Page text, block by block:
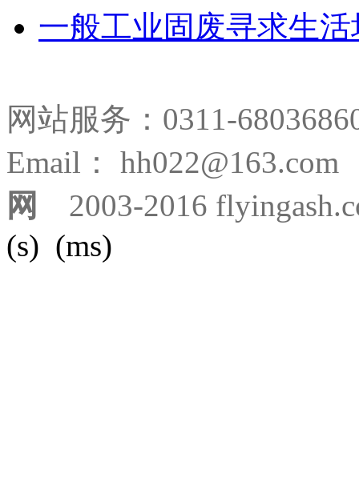
一般工业固废寻求生
网站服务：0311-
Email：
网
2003-2016
(s) (ms)